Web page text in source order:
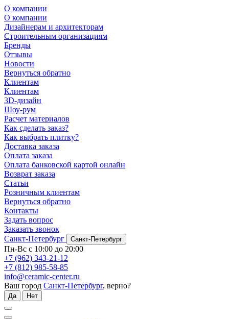
О компании
О компании
Дизайнерам и архитекторам
Строительным организациям
Бренды
Отзывы
Новости
Вернуться обратно
Клиентам
Клиентам
3D-дизайн
Шоу-рум
Расчет материалов
Как сделать заказ?
Как выбрать плитку?
Доставка заказа
Оплата заказа
Оплата банковской картой онлайн
Возврат заказа
Статьи
Розничным клиентам
Вернуться обратно
Контакты
Задать вопрос
Заказать звонок
Санкт-Петербург
Санкт-Петербург
Пн-Вс с 10:00 до 20:00
+7 (962) 343-21-12
+7 (812) 985-58-85
info@ceramic-center.ru
Ваш город Санкт-Петербург, верно?
Да Нет